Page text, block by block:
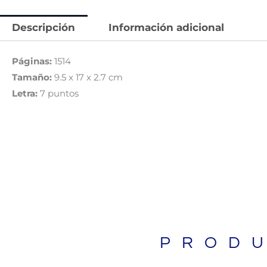
Descripción Información adicional
Páginas: 1514
Tamaño: 9.5 x 17 x 2.7 cm
Letra: 7 puntos